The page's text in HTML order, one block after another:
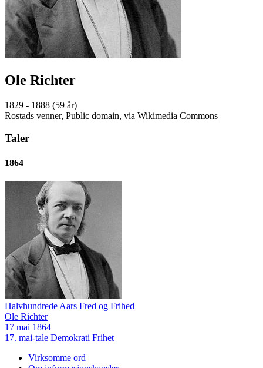
Ole Richter
1829 - 1888 (59 år)
Rostads venner, Public domain, via Wikimedia Commons
Taler
1864
Halvhundrede Aars Fred og Frihed
Ole Richter
17 mai 1864
17. mai-tale Demokrati Frihet
Virksomme ord